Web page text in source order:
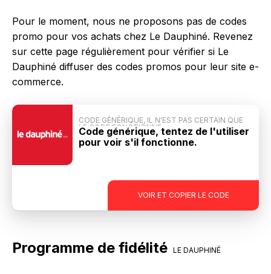
Pour le moment, nous ne proposons pas de codes
promo pour vos achats chez Le Dauphiné. Revenez
sur cette page régulièrement pour vérifier si Le
Dauphiné diffuser des codes promos pour leur site e-
commerce.
VOIR ET COPIER LE CODE
CODE GÉNÉRIQUE, IL N'EST PAS CERTAIN QUE
LE CODE FONCTIONNE
Code générique, tentez de l'utiliser
pour voir s'il fonctionne.
Programme de fidélité LE DAUPHINÉ